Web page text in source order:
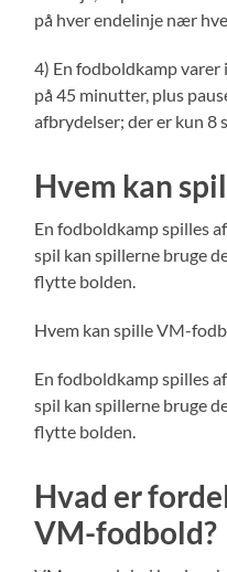
på hver endelinje nær
4) En fodboldkamp
på 45 minutter, plus
afbrydelser; der er kun 8
Hvem kan
En fodboldkamp spilles
spil kan spillerne bruge
flytte bolden.
Hvem kan spille VM-
En fodboldkamp spilles
spil kan spillerne bruge
flytte bolden.
Hvad er
VM-fodbold?